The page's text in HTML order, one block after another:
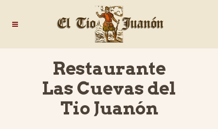
Restaurante
Las Cuevas del
Tio Juanón